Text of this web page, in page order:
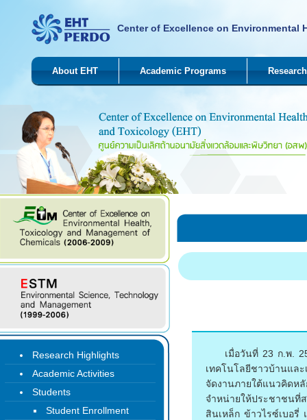
Center of Excellence on Environmental
About EHT Academic Programs Research
เมื่อวันที่ 23 ก.พ.
เทคโนโลยีชาวบ้านแล
จัดงานภายใต้แนวคิดห
จำหน่ายให้ประชาชนที่
สินเหล็ก ข้าวไรซ์เบอรี่
Research Highlights
Academic Activities
Students
Student Enrollment